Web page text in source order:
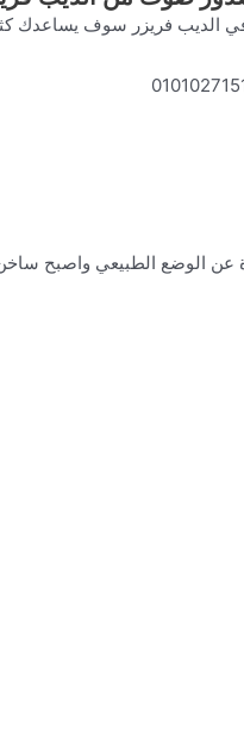
فريزر سوف يساعدك
عن الوضع الطبيعي واصبح